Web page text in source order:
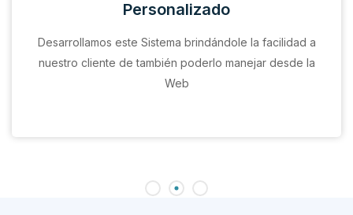
Personalizado
Desarrollamos este Sistema brindándole la facilidad a
nuestro cliente de también poderlo manejar desde la
Web